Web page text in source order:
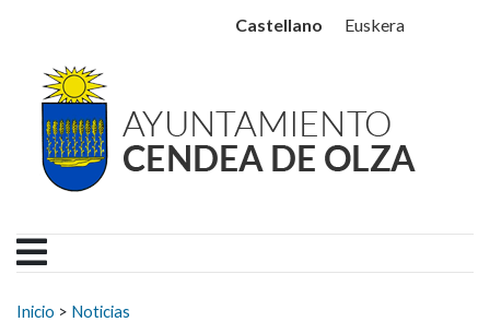
Ayuntamiento Cendea
Castellano Euskera
Buscar:
Inicio > Noticias